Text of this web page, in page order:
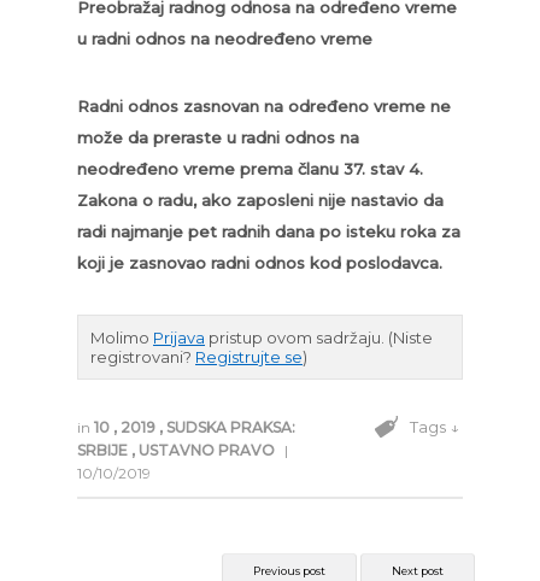
Preobražaj radnog odnosa na određeno vreme
u radni odnos na neodređeno vreme
Radni odnos zasnovan na određeno vreme ne
može da preraste u radni odnos na
neodređeno vreme prema članu 37. stav 4.
Zakona o radu, ako zaposleni nije nastavio da
radi najmanje pet radnih dana po isteku roka za
koji je zasnovao radni odnos kod poslodavca.
Molimo Prijava pristup ovom sadržaju. (Niste
registrovani? Registrujte se)
in 10 , 2019 , SUDSKA PRAKSA:
SRBIJE , USTAVNO PRAVO |
10/10/2019
Tags ↓
Previous post Next post